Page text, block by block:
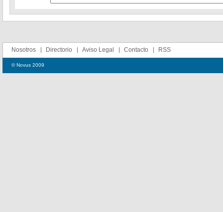
Nosotros Directorio Aviso Legal Contacto RSS
© Novus 2009